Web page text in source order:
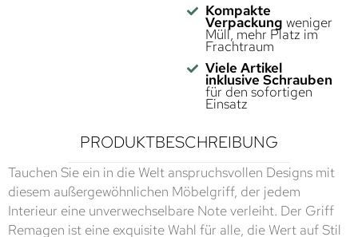
Kompakte
Verpackung weniger
Müll, mehr Platz im
Frachtraum
Viele Artikel
inklusive Schrauben
für den sofortigen
Einsatz
PRODUKTBESCHREIBUNG
Tauchen Sie ein in die Welt anspruchsvollen Designs mit
diesem außergewöhnlichen Möbelgriff, der jedem
Interieur eine unverwechselbare Note verleiht. Der Griff
Remagen ist eine exquisite Wahl für alle, die Wert auf Stil